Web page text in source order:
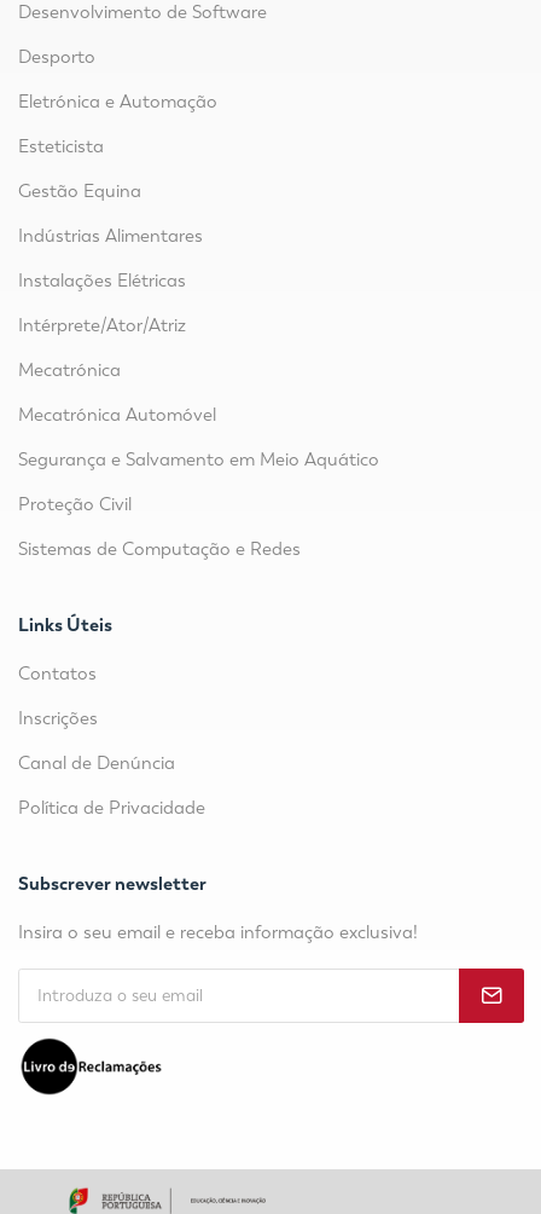
Desenvolvimento de Software
Desporto
Eletrónica e Automação
Esteticista
Gestão Equina
Indústrias Alimentares
Instalações Elétricas
Intérprete/Ator/Atriz
Mecatrónica
Mecatrónica Automóvel
Segurança e Salvamento em Meio Aquático
Proteção Civil
Sistemas de Computação e Redes
Links Úteis
Contatos
Inscrições
Canal de Denúncia
Política de Privacidade
Subscrever newsletter
Insira o seu email e receba informação exclusiva!